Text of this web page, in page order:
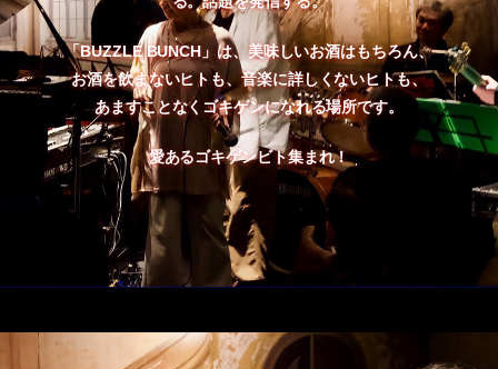
「BUZZLE BUNCH」は、美味しいお酒はもちろん、
お酒を飲まないヒトも、音楽に詳しくないヒトも、
あますことなくゴキゲンになれる場所です。
愛あるゴキゲンビト集まれ！